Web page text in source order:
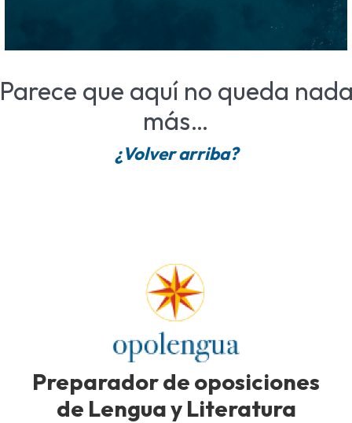
que aquí no queda
más…
¿Volver arriba?
Preparador de oposiciones
de Lengua y Literatura